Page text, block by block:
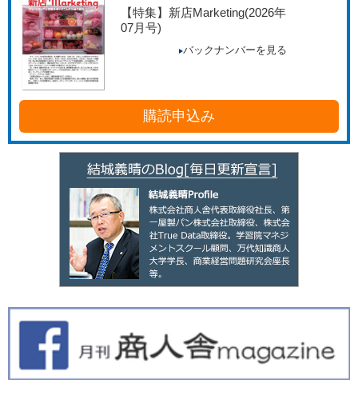
【特集】新店Marketing(2026年
07月号)
バックナンバーを見る
購読申込み